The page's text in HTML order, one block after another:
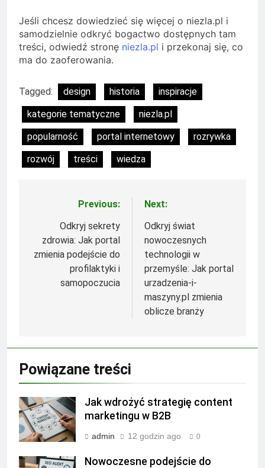
Jeśli chcesz dowiedzieć się więcej o niezla.pl i
samodzielnie odkryć bogactwo dostępnych tam
treści, odwiedź stronę niezla.pl i przekonaj się, co
ma do zaoferowania.
Tagged: design historia
inspiracje
kategorie tematyczne
niezla.pl
popularność
portal internetowy
rozrywka
rozwój
treści wiedza
Nawigacja
wpisu
Previous:
Odkryj sekrety
zdrowia: Jak portal
zmienia podejście do
profilaktyki i
samopoczucia
Next:
Odkryj świat
nowoczesnych
technologii w
przemyśle: Jak portal
urzadzenia-i-
maszyny.pl zmienia
oblicze branży
Powiązane treści
Jak wdrożyć strategię content
marketingu w B2B
admin 12 godzin ago 0
Nowoczesne podejście do